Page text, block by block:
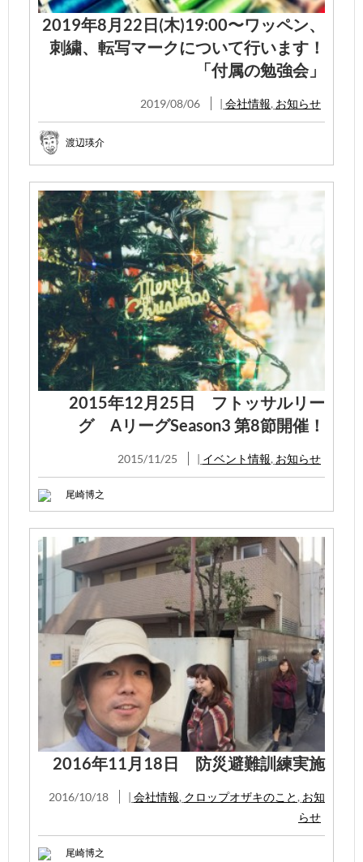
2019年8月22日(木)19:00〜ワッペン、
刺繍、転写マークについて行います！
「付属の勉強会」
2019/08/06 | 会社情報, お知らせ
渡辺瑛介
2015年12月25日 フトッサルリー
グ AリーグSeason3 第8節開催！
2015/11/25 | イベント情報, お知らせ
尾崎博之
2016年11月18日 防災避難訓練実施
2016/10/18 | 会社情報, クロップオザキのこと , お知
らせ
尾崎博之